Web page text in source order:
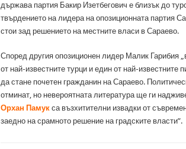
държава партия Бакир Изетбегович е близък до
твърдението на лидера на опозиционната партия
стои зад решението на местните власи в Сараево.
Според другия опозиционен лидер Малик Гарибия
от най-известните турци и един от най-
да стане почетен гражданин на Сараево.
отминат, но невероятната литература ще ги
Орхан Памук са възхитителни извадки от
заедно на срамното решение на градските власти”.